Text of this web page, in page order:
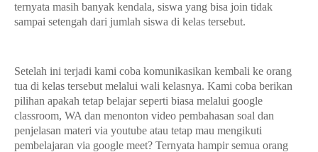
ternyata masih banyak kendala, siswa yang bisa join tidak
sampai setengah dari jumlah siswa di kelas tersebut.
Setelah ini terjadi kami coba komunikasikan kembali ke orang
tua di kelas tersebut melalui wali kelasnya. Kami coba berikan
pilihan apakah tetap belajar seperti biasa melalui google
classroom, WA dan menonton video pembahasan soal dan
penjelasan materi via youtube atau tetap mau mengikuti
pembelajaran via google meet? Ternyata hampir semua orang